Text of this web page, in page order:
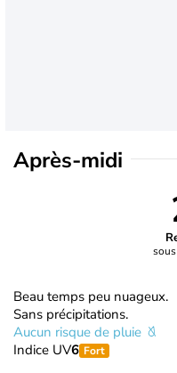
Après-midi
Beau temps peu nuageux.
Sans précipitations.
Aucun risque de pluie
Indice UV6 Fort